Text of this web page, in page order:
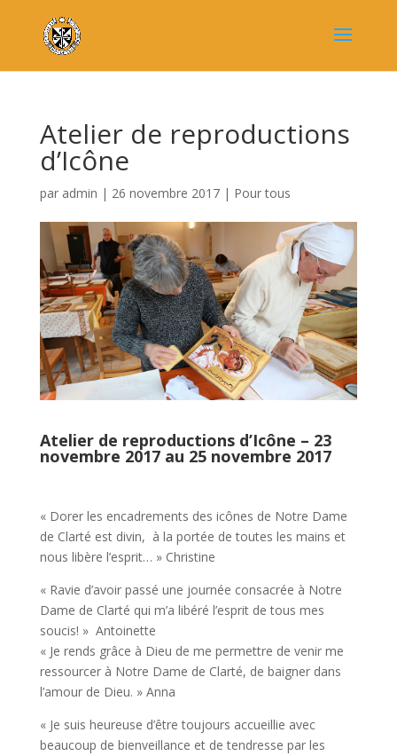
Atelier de reproductions
d’Icône
par admin | 26 novembre 2017| Pour tous
Atelier de reproductions d’Icône – 23
novembre 2017 au 25 novembre 2017
« Dorer les encadrements des icônes de Notre Dame
de Clarté est divin, à la portée de toutes les mains et
nous libère l’esprit… » Christine
« Ravie d’avoir passé une journée consacrée à Notre
Dame de Clarté qui m’a libéré l’esprit de tous mes
soucis! » Antoinette
« Je rends grâce à Dieu de me permettre de venir me
ressourcer à Notre Dame de Clarté, de baigner dans
l’amour de Dieu. » Anna
« Je suis heureuse d’être toujours accueillie avec
beaucoup de bienveillance et de tendresse par les